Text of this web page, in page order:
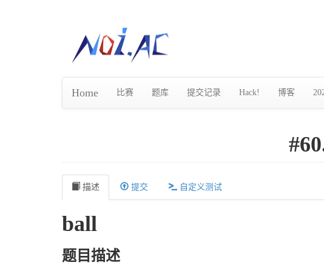
Home 比赛 题库 提交记录 Hack! 博客
描述 提交 自定义测试
ball
题目描述